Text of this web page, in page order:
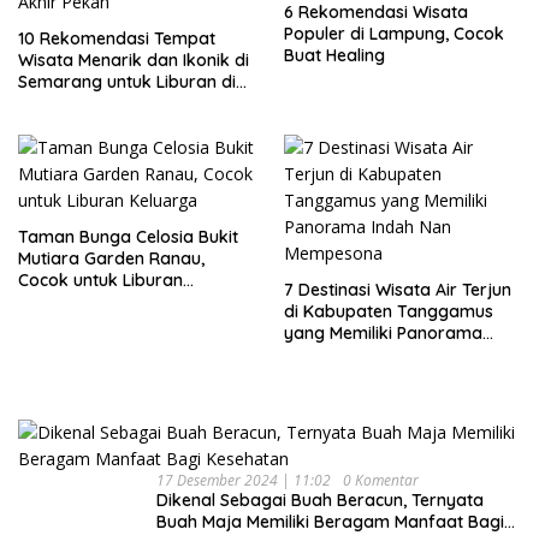
10 Rekomendasi Tempat
Wisata Menarik dan Ikonik di
Semarang untuk Liburan di
6 Rekomendasi Wisata
Populer di Lampung, Cocok
Buat Healing
Taman Bunga Celosia Bukit
Mutiara Garden Ranau,
Cocok untuk Liburan
7 Destinasi Wisata Air Terjun
di Kabupaten Tanggamus
yang Memiliki Panorama
17 Desember 2024 | 11:02 0 Komentar
Dikenal Sebagai Buah Beracun, Ternyata
Buah Maja Memiliki Beragam Manfaat Bagi